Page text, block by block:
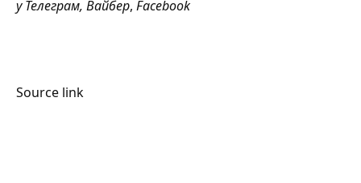
уТелеграм, Вайбер, Facebook
Source link